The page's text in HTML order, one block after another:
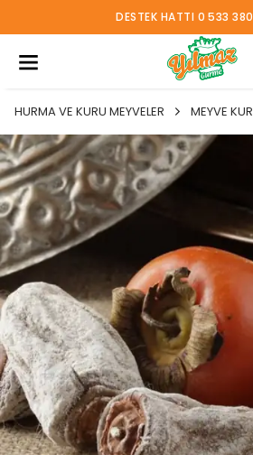
DESTEK HATTI 0 533
HURMA VE KURU MEYVELER MEYVE